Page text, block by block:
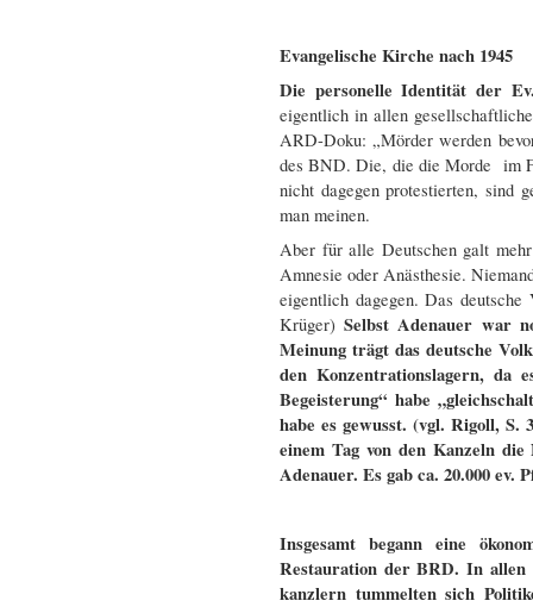
Evangelische Kirche nach 1945
Die personelle Identität der
eigentlich in allen
ARD-Doku: „Mörder werden
des BND. Die, die die Morde im
nicht dagegen protestierten, sind
man meinen.
Aber für alle Deutschen galt
Amnesie oder Anästhesie.
eigentlich dagegen. Das
Krüger)Selbst Adenauer war
Meinung trägt das deutsche
den Konzentrationslagern, da
Begeisterung“ habe
habe es gewusst. (vgl. Rigoll, S.
einem Tag von den Kanzeln
Adenauer. Es gab ca. 20.000
Insgesamt begann eine
Restauration der BRD. In
kanzlern tummelten sich